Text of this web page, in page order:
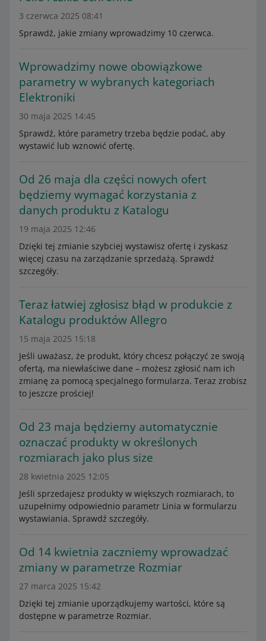
3 czerwca 2025 08:41
Sprawdź, jakie zmiany wprowadzimy 10 czerwca.
Wprowadzimy nowe obowiązkowe
parametry w wybranych kategoriach
Elektroniki
30 maja 2025 14:45
Sprawdź, które parametry trzeba będzie podać, aby
wystawić lub wznowić ofertę.
Od 26 maja dla części nowych ofert
będziemy wymagać korzystania z
danych produktu z Katalogu
19 maja 2025 12:46
Dzięki tej zmianie szybciej wystawisz ofertę i zyskasz
więcej czasu na zarządzanie sprzedażą. Sprawdź
szczegóły.
Teraz łatwiej zgłosisz błąd w produkcie z
Katalogu produktów Allegro
15 maja 2025 15:18
Jeśli uważasz, że produkt, który chcesz połączyć ze swoją
ofertą, ma niewłaściwe dane – możesz zgłosić nam ich
zmianę za pomocą specjalnego formularza. Teraz zrobisz
to jeszcze prościej!
Od 23 maja będziemy automatycznie
oznaczać produkty w określonych
rozmiarach jako plus size
28 kwietnia 2025 12:05
Jeśli sprzedajesz produkty w większych rozmiarach, to
uzupełnimy odpowiednio parametr Linia w formularzu
wystawiania. Sprawdź szczegóły.
Od 14 kwietnia zaczniemy wprowadzać
zmiany w parametrze Rozmiar
27 marca 2025 15:42
Dzięki tej zmianie uporządkujemy wartości, które są
dostępne w parametrze Rozmiar.